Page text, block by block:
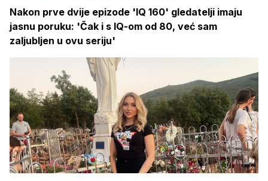
Nakon prve dvije epizode 'IQ 160' gledatelji imaju
jasnu poruku: 'Čak i s IQ-om od 80, već sam
zaljubljen u ovu seriju'